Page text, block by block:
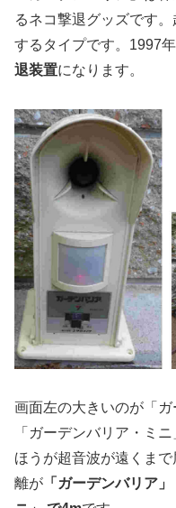
るネコ撃退グッズです
するタイプです。1997
退装置になります。
画面左の大きいのが「
「ガーデンバリア・ミ
ほうが超音波が遠くま
離が 「ガーデンバリア